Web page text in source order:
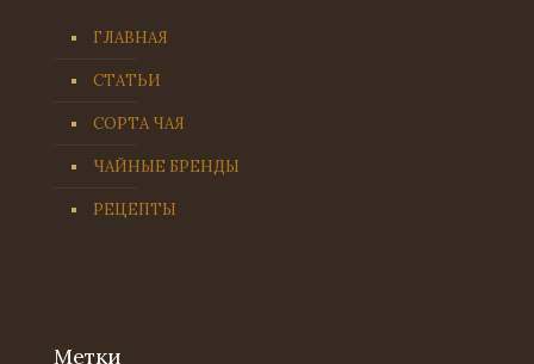
ГЛАВНАЯ
СТАТЬИ
СОРТА ЧАЯ
ЧАЙНЫЕ БРЕНДЫ
РЕЦЕПТЫ
Метки